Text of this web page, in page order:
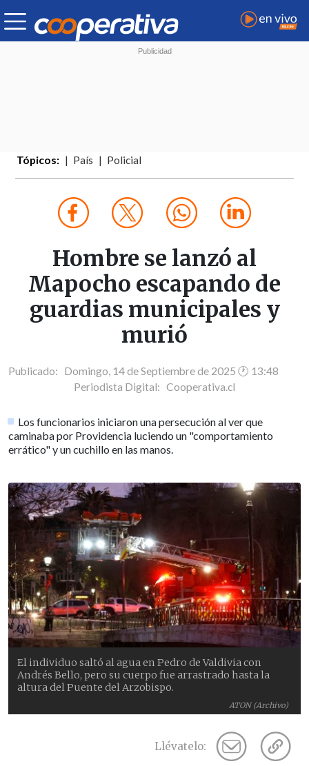
Tópicos: País Policial
Hombre se lanzó al
Mapocho escapando de
guardias municipales y
murió
Publicado: Domingo, 14 de Septiembre de 2025 🕐 13:48
Periodista Digital: Cooperativa.cl
Los funcionarios iniciaron una persecución al ver que
caminaba por Providencia luciendo un "comportamiento
errático" y un cuchillo en las manos.
ATON (Archivo)
El individuo saltó al agua en Pedro de Valdivia con
Andrés Bello, pero su cuerpo fue arrastrado hasta la
altura del Puente del Arzobispo.
Llévatelo: